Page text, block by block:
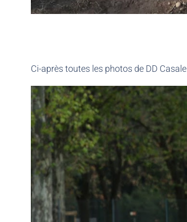
Ci-après toutes les photos de DD Casale